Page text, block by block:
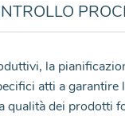
la
atti a garantire
qualità dei prodotti